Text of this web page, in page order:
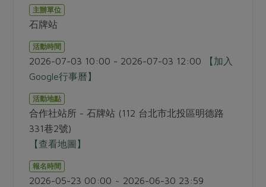
肉品・水產
畜產肉類
水畜加工品
調理食材・點心
調味醬料/南北貨
海鮮
蔬食
蛋料理
料理方式
烘焙．點心
醬料
湯品．鍋物
2026年端午節預購圓滿結束
更多預購活動
當季產品
合作25-經典快閃最後一週
合作25-精選產品第四彈
合作25-精選產品第三彈
更多當季產品
主婦食堂
社內大小事
產品故事
樂齡生活
廚房瑜伽
關注議題
非基改運動
認識合作社
關於我們
合作社組織
員工與求才
產品檢驗
自主把關
檢驗報告
重要公告
主辦單位
石牌站
活動時間
2026-07-03 10:00 - 2026-07-03 12:00
【加入
Google行事曆】
活動地點
合作社站所 - 石牌站 (112 台北市北投區明德路
331巷2號)
【查看地圖】
報名時間
2026-05-23 00:00 ~ 2026-06-30 23:59